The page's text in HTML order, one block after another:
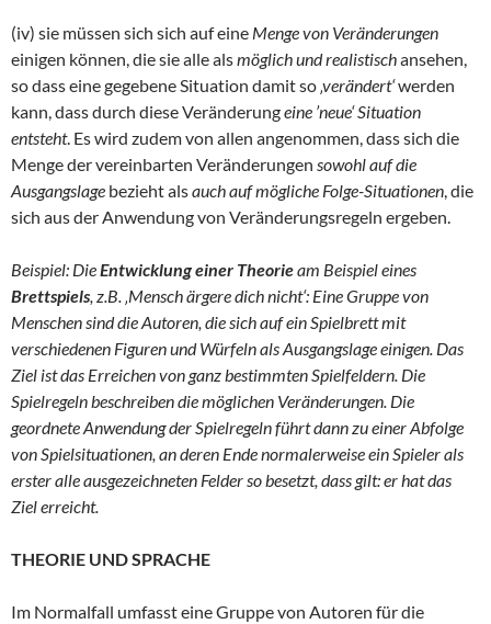
(iv) sie müssen sich sich auf eine Menge von Veränderungen
einigen können, die sie alle alsmöglich und realistischansehen,
so dass eine gegebene Situation damit so‚verändert‘werden
kann, dass durch diese Veränderungeine ’neue‘ Situation
entsteht. Es wird zudem von allen angenommen, dass sich die
Menge der vereinbarten Veränderungen sowohl auf die
Ausgangslage bezieht alsauch auf mögliche Folge-Situationen, die
sich aus der Anwendung von Veränderungsregeln ergeben.
Beispiel: DieEntwicklung einer Theorieam Beispiel eines
Brettspiels, z.B. ‚Mensch ärgere dich nicht‘: Eine Gruppe von
Menschen sind die Autoren, die sich auf ein Spielbrett mit
verschiedenen Figuren und Würfeln als Ausgangslage einigen. Das
Ziel ist das Erreichen von ganz bestimmten Spielfeldern. Die
Spielregeln beschreiben die möglichen Veränderungen. Die
geordnete Anwendung der Spielregeln führt dann zu einer Abfolge
von Spielsituationen, an deren Ende normalerweise ein Spieler als
erster alle ausgezeichneten Felder so besetzt, dass gilt: er hat das
Ziel erreicht.
THEORIE UND SPRACHE
Im Normalfall umfasst eine Gruppe von Autoren für die